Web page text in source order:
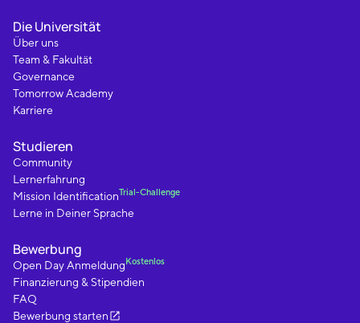
Die Universität
Über uns
Team & Fakultät
Governance
Tomorrow Academy
Karriere
Studieren
Community
Lernerfahrung
Mission IdentificationTrial-Challenge
Lerne in Deiner Sprache
Bewerbung
Open Day AnmeldungKostenlos
Finanzierung & Stipendien
FAQ
Bewerbung starten